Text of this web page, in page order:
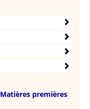
Matières premières